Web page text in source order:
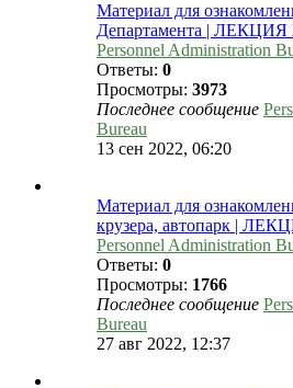
Материал для
Департамента |
Personnel Administration
Ответы: 0
Просмотры: 3973
Последнее сообщение
Bureau
13 сен 2022, 06:20
Материал для
крузера, автопарк |
Personnel Administration
Ответы: 0
Просмотры: 1766
Последнее сообщение
Bureau
27 авг 2022, 12:37